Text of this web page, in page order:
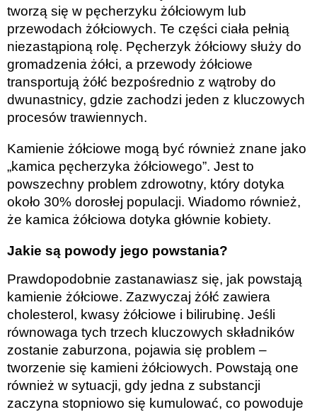
tworzą się w pęcherzyku żółciowym lub
przewodach żółciowych. Te części ciała pełnią
niezastąpioną rolę. Pęcherzyk żółciowy służy do
gromadzenia żółci, a przewody żółciowe
transportują żółć bezpośrednio z wątroby do
dwunastnicy, gdzie zachodzi jeden z kluczowych
procesów trawiennych.
Kamienie żółciowe mogą być również znane jako
„kamica pęcherzyka żółciowego”. Jest to
powszechny problem zdrowotny, który dotyka
około 30% dorosłej populacji. Wiadomo również,
że kamica żółciowa dotyka głównie kobiety.
Jakie są powody jego powstania?
Prawdopodobnie zastanawiasz się, jak powstają
kamienie żółciowe. Zazwyczaj żółć zawiera
cholesterol, kwasy żółciowe i bilirubinę. Jeśli
równowaga tych trzech kluczowych składników
zostanie zaburzona, pojawia się problem –
tworzenie się kamieni żółciowych. Powstają one
również w sytuacji, gdy jedna z substancji
zaczyna stopniowo się kumulować, co powoduje